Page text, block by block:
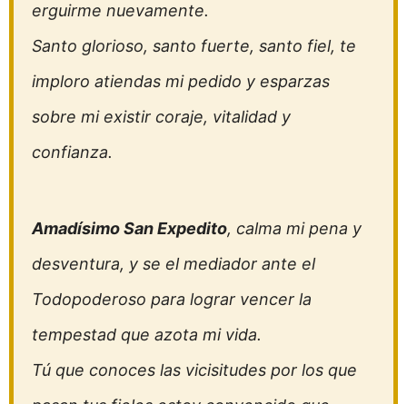
erguirme nuevamente.
Santo glorioso, santo fuerte, santo fiel, te
imploro atiendas mi pedido y esparzas
sobre mi existir coraje, vitalidad y
confianza.
Amadísimo San Expedito, calma mi pena y
desventura, y se el mediador ante el
Todopoderoso para lograr vencer la
tempestad que azota mi vida.
Tú que conoces las vicisitudes por los que